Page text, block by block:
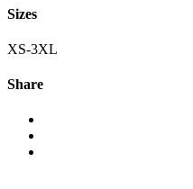
Sizes
XS-3XL
Share